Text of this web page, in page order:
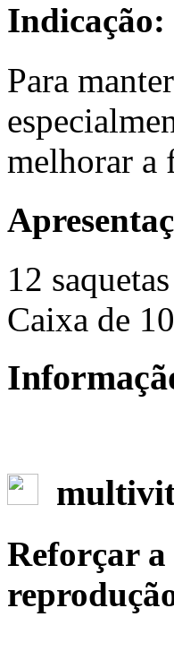
Indicação:
Para
melhorar a
12
Caixa de
Reforçar a